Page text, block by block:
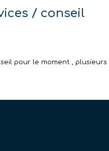
/ conseil
pour le moment ,